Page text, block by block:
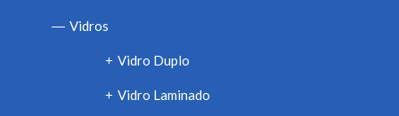
— Vidros
+ Vidro Duplo
+ Vidro Laminado